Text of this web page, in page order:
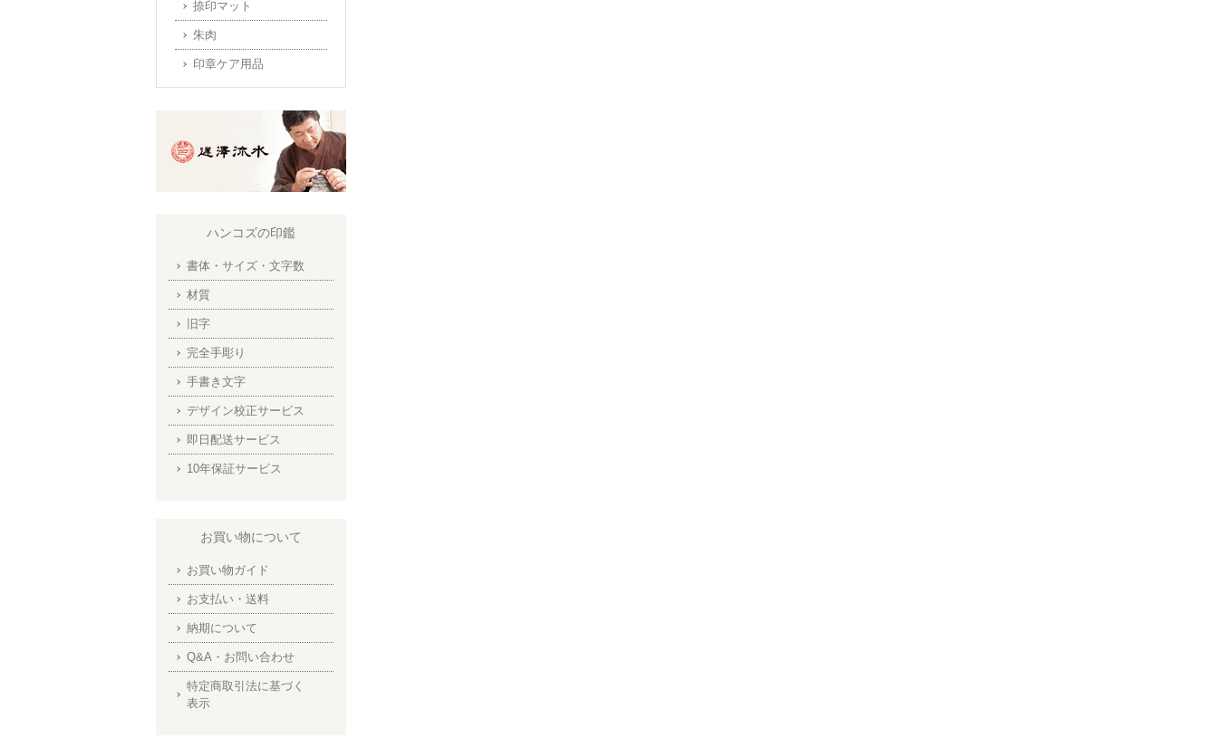
捺印マット
朱肉
印章ケア用品
ハンコズの印鑑
書体・サイズ・文字数
材質
旧字
完全手彫り
手書き文字
デザイン校正サービス
即日配送サービス
10年保証サービス
お買い物について
お買い物ガイド
お支払い・送料
納期について
Q&A・お問い合わせ
特定商取引法に基づく
表示